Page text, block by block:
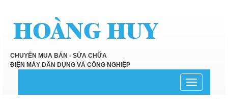
CHUYÊN MUA BÁN - SỬA CHỮA
ĐIỆN MÁY DÂN DỤNG VÀ CÔNG NGHIỆP
Toggle
navigation